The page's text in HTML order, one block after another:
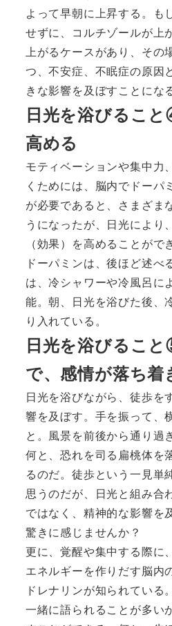
よって早朝に上昇する。も
せずに、コルチゾールが上
上がるケースがあり、その
つ、不安症、不眠症の原因
きな影響を及ぼすことになる
日光を浴びるこ
高める
モティベーションや集中力
くためには、脳内でドーパ
が必要であると、さまざま
うになったが、日光により
（効果）を高めることがで
ドーパミンは、後ほど述べ
は、冷シャワーや冷風呂に
能。朝、日光を浴びた後、
り入れている。
日光を浴びるこ
で、感情が落ち着
日光を浴びながら、徒歩を
響を及ぼす。手を振って、
と。風景を前後から通り過
何と、恐れを司る扁桃体を
るのだ。徒歩という一見単
思うのだが、日光と組み合
ではなく、精神的な影響を
驚きに感じませんか？
更に、覚醒や集中する際に
エネルギーを作りだす脳内
ドレナリンが知られている
一緒に語られることが多い